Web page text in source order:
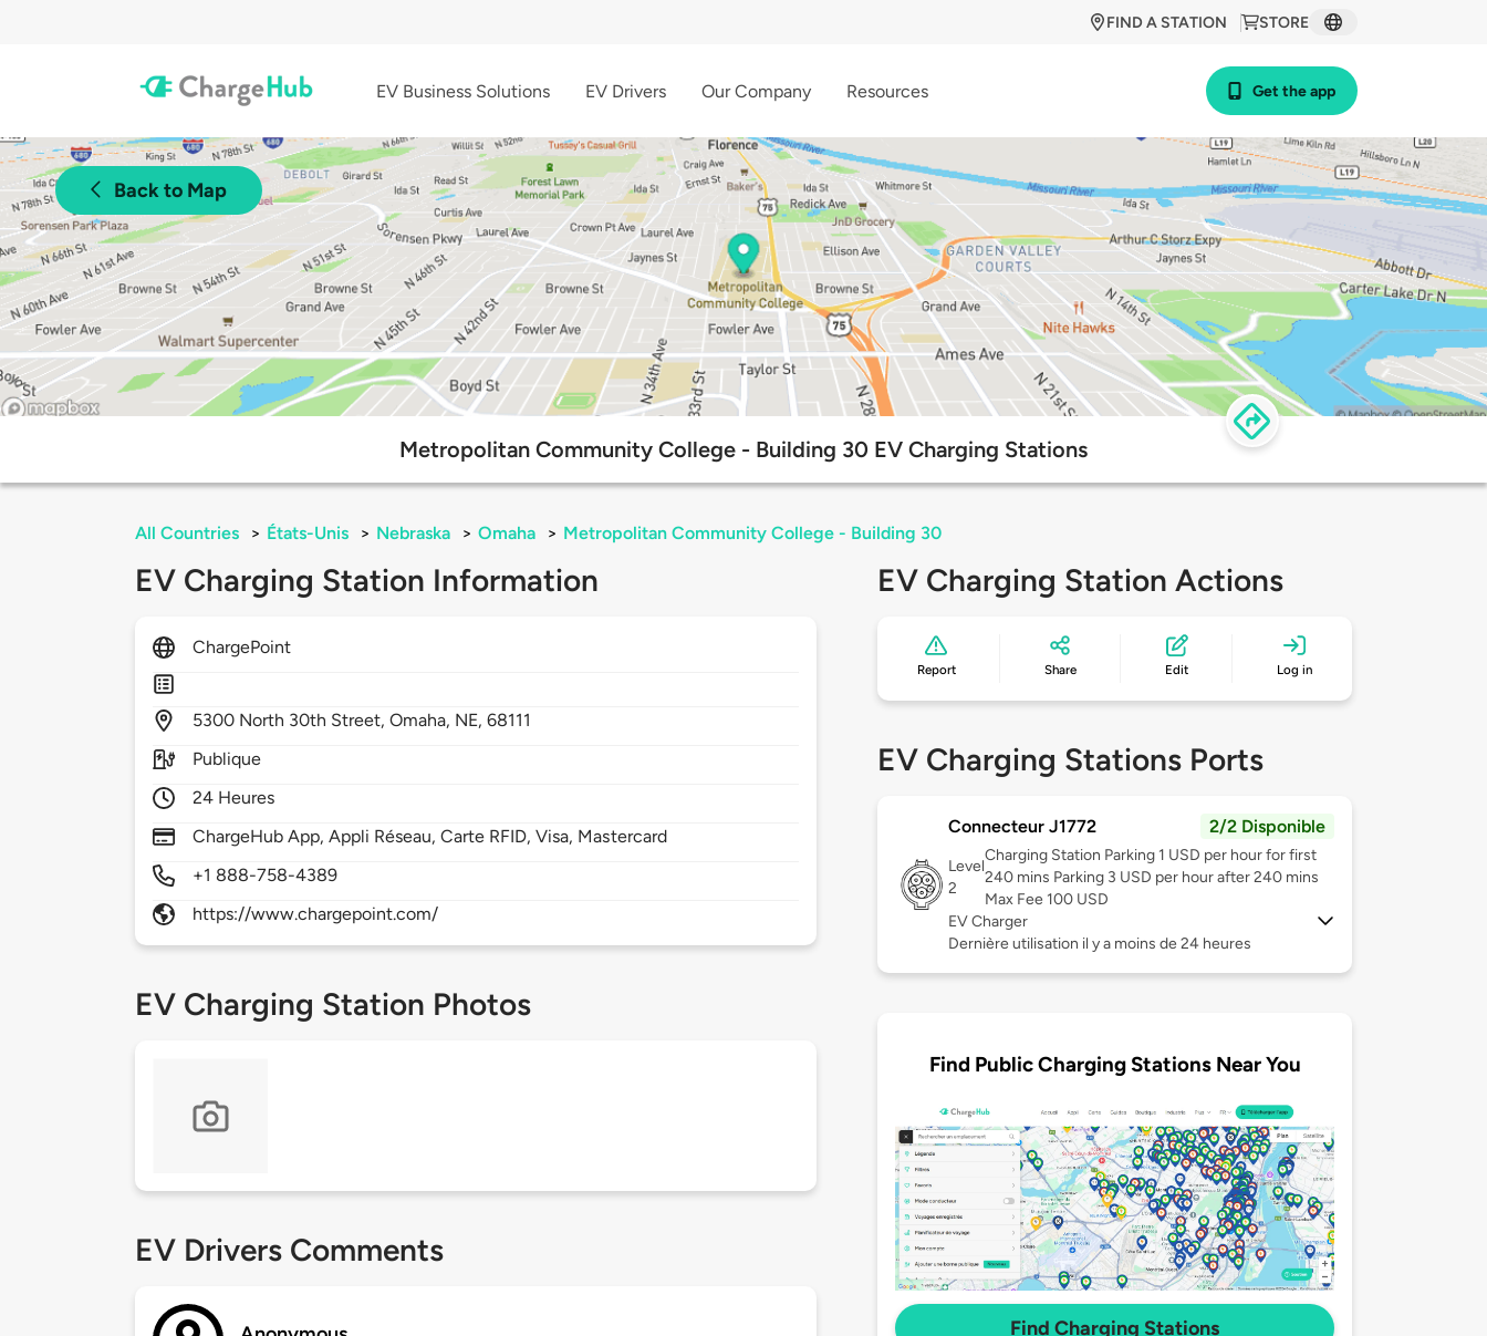
STORE
FIND A STATION
EV Business Solutions EV Drivers Our Company Resources Get the app
Back to Map
Metropolitan Community College - Building 30 EV Charging Stations
All Countries > États-Unis > Nebraska > Omaha > Metropolitan Community College - Building 30
EV Charging Station Information
ChargePoint
5300 North 30th Street,Omaha, NE,68111
Publique
24 Heures
ChargeHub App, Appli Réseau, Carte RFID, Visa, Mastercard
+1 888-758-4389
https://www.chargepoint.com/
EV Charging Station Photos
EV Drivers Comments
EV Charging Station Actions
Report Share Edit Log in
EV Charging Stations Ports
Connecteur J1772 2/2 Disponible
Level
2
Charging Station Parking 1 USD per hour for first
240 mins Parking 3 USD per hour after 240 mins
Max Fee 100 USD
EV Charger
Dernière utilisation il y a moins de 24 heures
Find Public Charging Stations Near You
Find Charging Stations